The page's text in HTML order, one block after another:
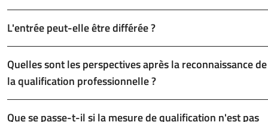
L'entrée peut-elle être différée ?
Quelles sont les perspectives après la reconnaissance de
la qualification professionnelle ?
Que se passe-t-il si la mesure de qualification n'est pas